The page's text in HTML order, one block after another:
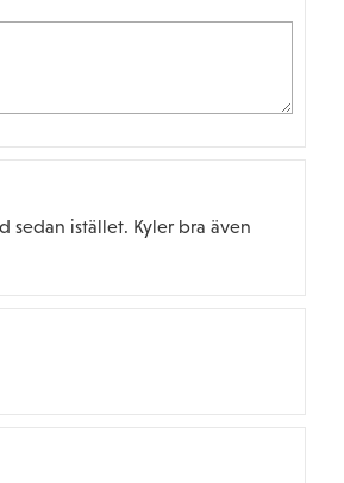
sedan istället. Kyler bra även